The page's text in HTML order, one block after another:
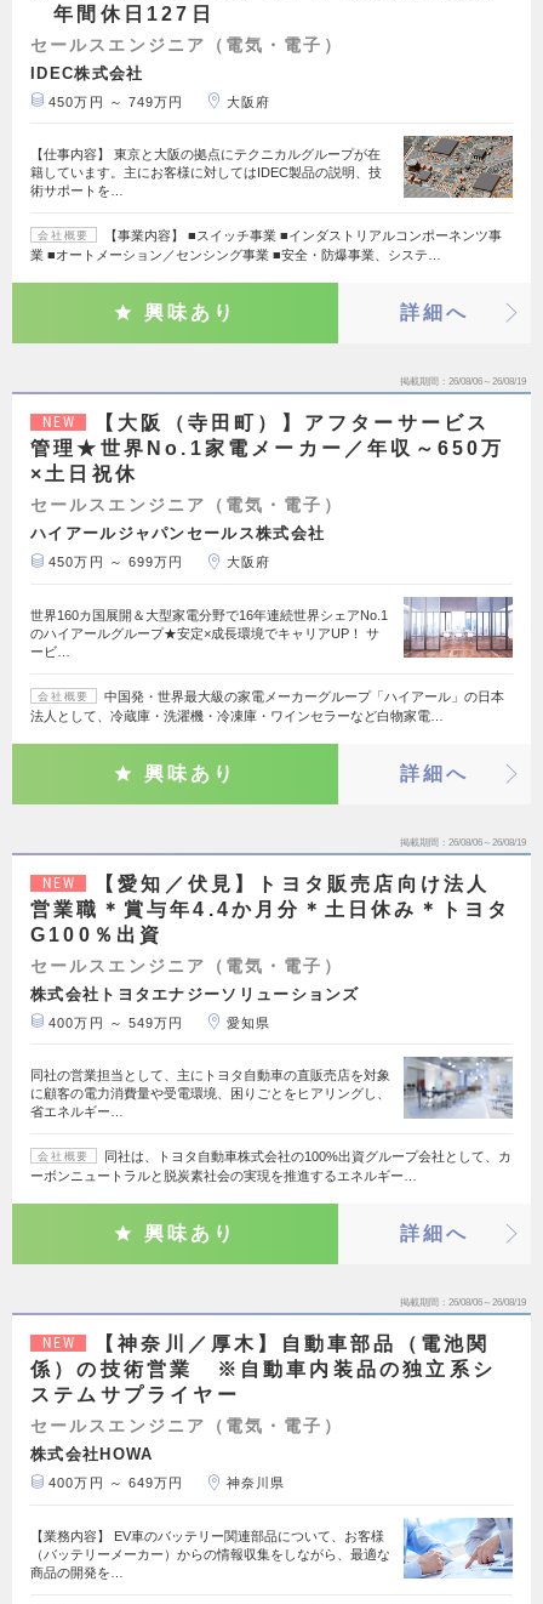
年間休日127日
セールスエンジニア（電気・電子）
IDEC株式会社
450万円 ～ 749万円 大阪府
【仕事内容】 東京と大阪の拠点にテクニカルグループが在
籍しています。主にお客様に対してはIDEC製品の説明、技
術サポートを…
会社概要
【事業内容】 ■スイッチ事業 ■インダストリアルコンポーネンツ事
業 ■オートメーション／センシング事業 ■安全・防爆事業、システ…
興味あり 詳細へ
掲載期間 26/08/06～26/08/19
NEW
【大阪（寺田町）】アフターサービス
管理★世界No.1家電メーカー／年収～650万
×土日祝休
セールスエンジニア（電気・電子）
ハイアールジャパンセールス株式会社
450万円 ～ 699万円 大阪府
世界160カ国展開＆大型家電分野で16年連続世界シェアNo.1
のハイアールグループ★安定×成長環境でキャリアUP！ サ
ービ…
会社概要
中国発・世界最大級の家電メーカーグループ「ハイアール」の日本
法人として、冷蔵庫・洗濯機・冷凍庫・ワインセラーなど白物家電…
興味あり 詳細へ
掲載期間 26/08/06～26/08/19
NEW
【愛知／伏見】トヨタ販売店向け法人
営業職＊賞与年4.4か月分＊土日休み＊トヨタ
G100％出資
セールスエンジニア（電気・電子）
株式会社トヨタエナジーソリューションズ
400万円 ～ 549万円 愛知県
同社の営業担当として、主にトヨタ自動車の直販売店を対象
に顧客の電力消費量や受電環境、困りごとをヒアリングし、
省エネルギー…
会社概要
同社は、トヨタ自動車株式会社の100%出資グループ会社として、カ
ーボンニュートラルと脱炭素社会の実現を推進するエネルギー…
興味あり 詳細へ
掲載期間 26/08/06～26/08/19
NEW
【神奈川／厚木】自動車部品（電池関
係）の技術営業 ※自動車内装品の独立系シ
ステムサプライヤー
セールスエンジニア（電気・電子）
株式会社HOWA
400万円 ～ 649万円 神奈川県
【業務内容】 EV車のバッテリー関連部品について、お客様
（バッテリーメーカー）からの情報収集をしながら、最適な
商品の開発を…